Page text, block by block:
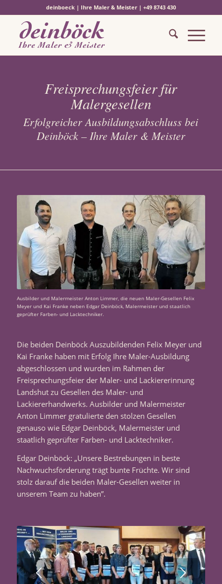
deinboeck | Ihre Maler & Meister | +49 8743 430
Freisprechungsfeier für
Malergesellen
Erfolgreicher Ausbildungsabschluss bei
Deinböck – Ihre Maler & Meister
Ausbilder und Malermeister Anton Limmer, die neuen Maler-Gesellen Felix
Meyer und Kai Franke neben Edgar Deinböck, Malermeister und staatlich
geprüfter Farben- und Lacktechniker.
Die beiden Deinböck Auszubildenden Felix Meyer und
Kai Franke haben mit Erfolg Ihre Maler-Ausbildung
abgeschlossen und wurden im Rahmen der
Freisprechungsfeier der Maler- und Lackiererinnung
Landshut zu Gesellen des Maler- und
Lackiererhandwerks. Ausbilder und Malermeister
Anton Limmer gratulierte den stolzen Gesellen
genauso wie Edgar Deinböck, Malermeister und
staatlich geprüfter Farben- und Lacktechniker.
Edgar Deinböck: „Unsere Bestrebungen in beste
Nachwuchsförderung trägt bunte Früchte. Wir sind
stolz darauf die beiden Maler-Gesellen weiter in
unserem Team zu haben”.